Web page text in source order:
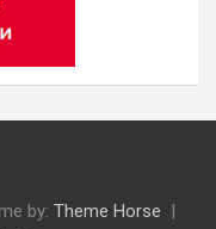
by: Theme Horse